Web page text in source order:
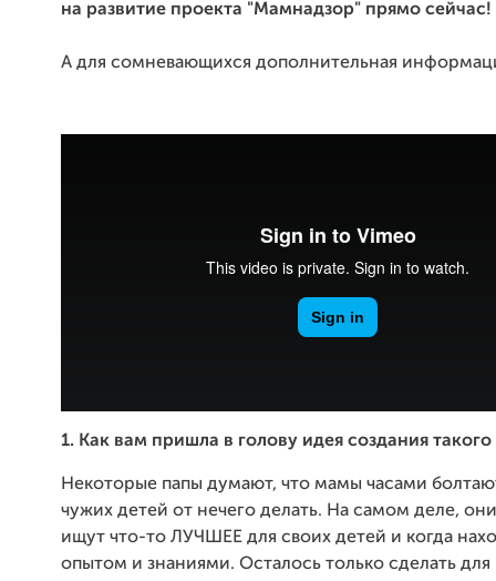
на развитие проекта "Мамнадзор" прямо сейчас!
А для сомневающихся дополнительная
1. Как вам пришла в голову идея создания
Некоторые папы думают, что мамы часами
чужих детей от нечего делать. На самом деле,
ищут что-то ЛУЧШЕЕ для своих детей и когда
опытом и знаниями. Осталось только сделать